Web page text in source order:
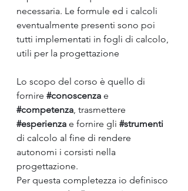
necessaria. Le formule ed i calcoli
eventualmente presenti sono poi
tutti implementati in fogli di calcolo,
utili per la progettazione
Lo scopo del corso è quello di
fornire #conoscenza e
#competenza, trasmettere
#esperienza e fornire gli #strumenti
di calcolo al fine di rendere
autonomi i corsisti nella
progettazione.
Per questa completezza io definisco